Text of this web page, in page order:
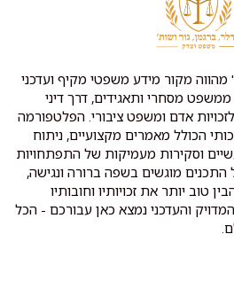
מקור מידע משפטי מקיף ועדכני
מסחרי ותאגידים, דרך דיני
לזכויות אדם ומשפט ציבורי. הפלטפורמה
הכולל מאמרים מקצועיים, ניתוח
וסקירות מעמיקות של התפתחויות
מוגשים בשפה ברורה ונגישה,
יותר את זכויותיו וחובותיו
והעדכני נמצא כאן עבורכם - הכל